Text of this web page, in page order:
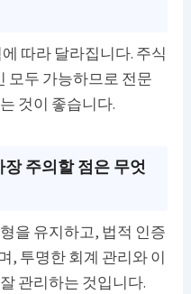
따라 달라집니다. 주식
모두 가능하므로 전문
것이 좋습니다.
주의할 점은 무엇
을 유지하고, 법적 인증
, 투명한 회계 관리와 이
관리하는 것입니다.